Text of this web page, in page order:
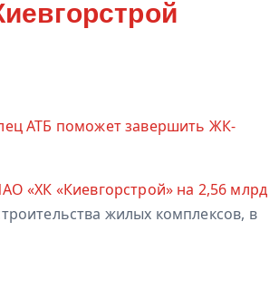
АТБ поможет завершить ЖК-
«ХК «Киевгорстрой» на 2,56 млрд
жилых комплексов, в